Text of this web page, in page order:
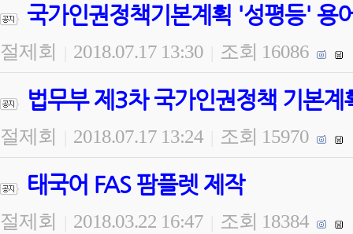
국가인권정책기본계획 '성평등' 용
절제회 2018.07.17 13:30 조회 16086
법무부 제3차 국가인권정책 기본계
절제회 2018.07.17 13:24 조회 15970
태국어 FAS 팜플렛 제작
절제회 2018.03.22 16:47 조회 18384